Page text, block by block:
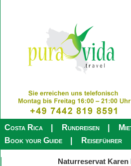
Costa Rica Rundreisen
Book your Guide
Reiseführer
Naturreservat Karen